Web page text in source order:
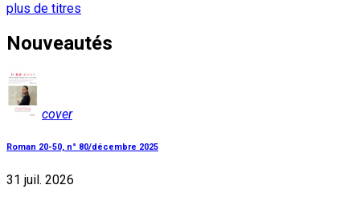
plus de titres
Nouveautés
cover
Roman 20-50, n° 80/décembre 2025
31 juil. 2026